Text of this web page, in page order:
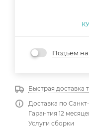
Подъем
Быстрая доставка
Доставка по
Гарантия 12
Услуги сборки